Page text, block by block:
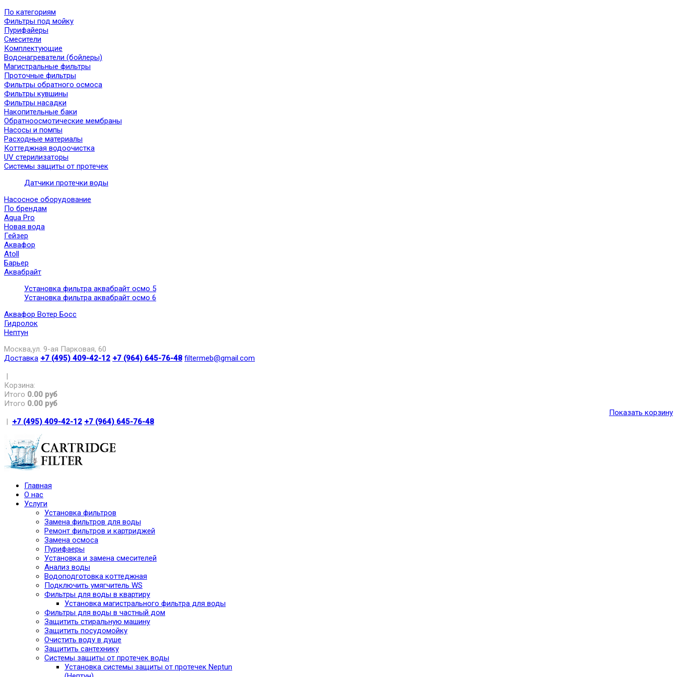
По категориям
Фильтры под мойку
Пурифайеры
Смесители
Комплектующие
Водонагреватели (бойлеры)
Магистральные фильтры
Проточные фильтры
Фильтры обратного осмоса
Фильтры кувшины
Фильтры насадки
Накопительные баки
Обратноосмотические мембраны
Насосы и помпы
Расходные материалы
Коттеджная водоочистка
UV стерилизаторы
Системы защиты от протечек
Датчики протечки воды
Насосное оборудование
По брендам
Aqua Pro
Новая вода
Гейзер
Аквафор
Atoll
Барьер
Аквабрайт
Установка фильтра аквабрайт осмо 5
Установка фильтра аквабрайт осмо 6
Аквафор Вотер Босс
Гидролок
Нептун
Москва,ул. 9-ая Парковая, 60
Доставка +7 (495) 409-42-12 +7 (964) 645-76-48 filtermeb@gmail.com
|
Корзина:
Итого 0.00 руб
Итого 0.00 руб
Показать корзину
| +7 (495) 409-42-12 +7 (964) 645-76-48
Главная
О нас
Услуги
Установка фильтров
Замена фильтров для воды
Ремонт фильтров и картриджей
Замена осмоса
Пурифаеры
Установка и замена смесителей
Анализ воды
Водоподготовка коттеджная
Подключить умягчитель WS
Фильтры для воды в квартиру
Установка магистрального фильтра для воды
Фильтры для воды в частный дом
Защитить стиральную машину
Защитить посудомойку
Очистить воду в душе
Защитить сантехнику
Системы защиты от протечек воды
Установка системы защиты от протечек Neptun